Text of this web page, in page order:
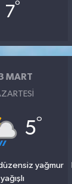
7°
MART
5°
yağmur
yağışlı